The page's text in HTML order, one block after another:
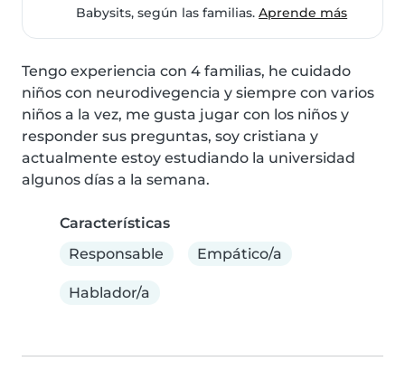
Babysits, según las familias.Aprende más
Tengo experiencia con 4 familias, he cuidado
niños con neurodivegencia y siempre con varios
niños a la vez, me gusta jugar con los niños y
responder sus preguntas, soy cristiana y
actualmente estoy estudiando la universidad
algunos días a la semana.
Características
Responsable
Empático/a
Hablador/a